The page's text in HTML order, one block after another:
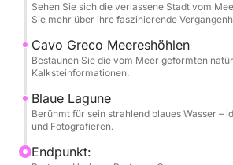
eindringliche, verlassene Skyline
einer Stadt, in der die Zeit stehen
von Geschichte durchdrungen ist.
spektakulären Meereshöhlen von
auf natürliche Weise in die weißen
gehauen wurden. Das Highlight der
Besuch der atemberaubenden
Sehen Sie sich die verlassene Stadt vom
Sie mehr über ihre faszinierende
Cavo Greco Meereshöhlen
Bestaunen Sie die vom Meer geformten
Kalksteinformationen.
Blaue Lagune
Berühmt für sein strahlend blaues Wasser –
und Fotografieren.
Endpunkt: